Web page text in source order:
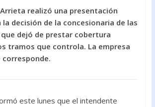
at
s
A
p
realizó una presentación
decisión de la concesionaria de las
dejó de prestar cobertura
tramos que controla. La empresa
corresponde.
este lunes que el intendente